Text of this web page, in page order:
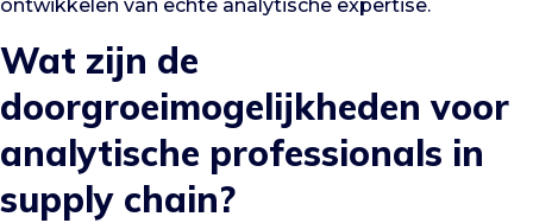
ontwikkelen van echte analytische expertise.
Wat zijn de
doorgroeimogelijkheden voor
analytische professionals in
supply chain?